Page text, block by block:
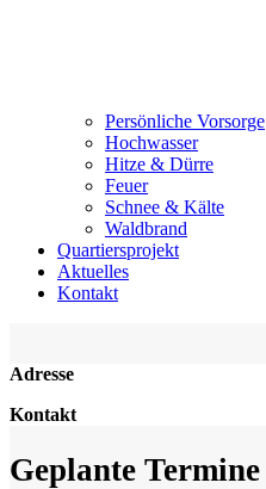
Persönliche Vorsorge
Hochwasser
Hitze & Dürre
Feuer
Schnee & Kälte
Waldbrand
Quartiersprojekt
Aktuelles
Kontakt
Adresse
Kontakt
Geplante Termine